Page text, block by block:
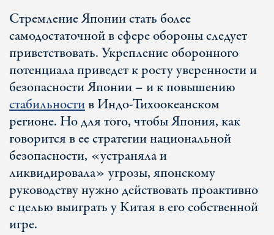
Стремление Японии стать более
самодостаточной в сфере обороны следует
приветствовать. Укрепление оборонного
потенциала приведет к росту уверенности и
безопасности Японии – и к повышению
стабильностив Индо-Тихоокеанском
регионе. Но для того, чтобы Япония, как
говорится в ее стратегии национальной
безопасности, «устраняла и
ликвидировала» угрозы, японскому
руководству нужно действовать проактивно
с целью выиграть у Китая в его собственной
игре.